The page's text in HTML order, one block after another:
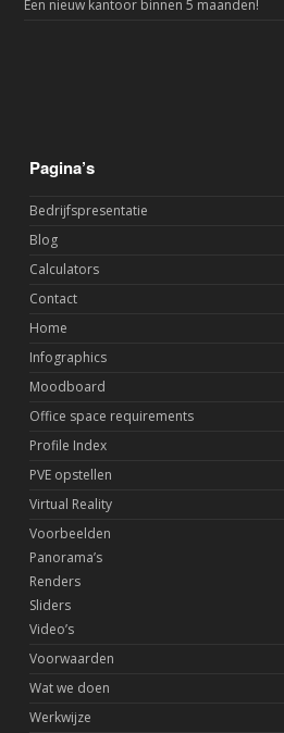
Een nieuw kantoor binnen 5 maanden!
Pagina’s
Bedrijfspresentatie
Blog
Calculators
Contact
Home
Infographics
Moodboard
Office space requirements
Profile Index
PVE opstellen
Virtual Reality
Voorbeelden
Panorama’s
Renders
Sliders
Video’s
Voorwaarden
Wat we doen
Werkwijze